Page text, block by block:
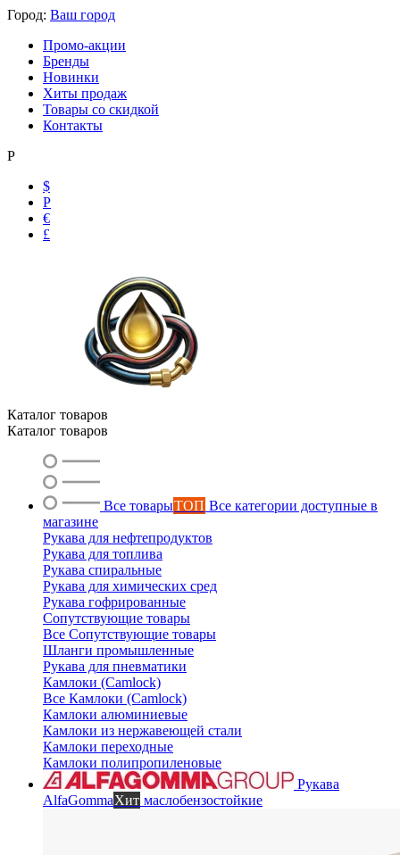
Город: Ваш город
Промо-акции
Бренды
Новинки
Хиты продаж
Товары со скидкой
Контакты
Р
$
Р
€
£
Каталог товаров
Каталог товаров
Все товарыТОП Все категории доступные в
магазине
Рукава для нефтепродуктов
Рукава для топлива
Рукава спиральные
Рукава для химических сред
Рукава гофрированные
Сопутствующие товары
Все Сопутствующие товары
Шланги промышленные
Рукава для пневматики
Камлоки (Camlock)
Все Камлоки (Camlock)
Камлоки алюминиевые
Камлоки из нержавеющей стали
Камлоки переходные
Камлоки полипропиленовые
Рукава
AlfaGommaХит маслобензостойкие
Маслобензостойкие рукава